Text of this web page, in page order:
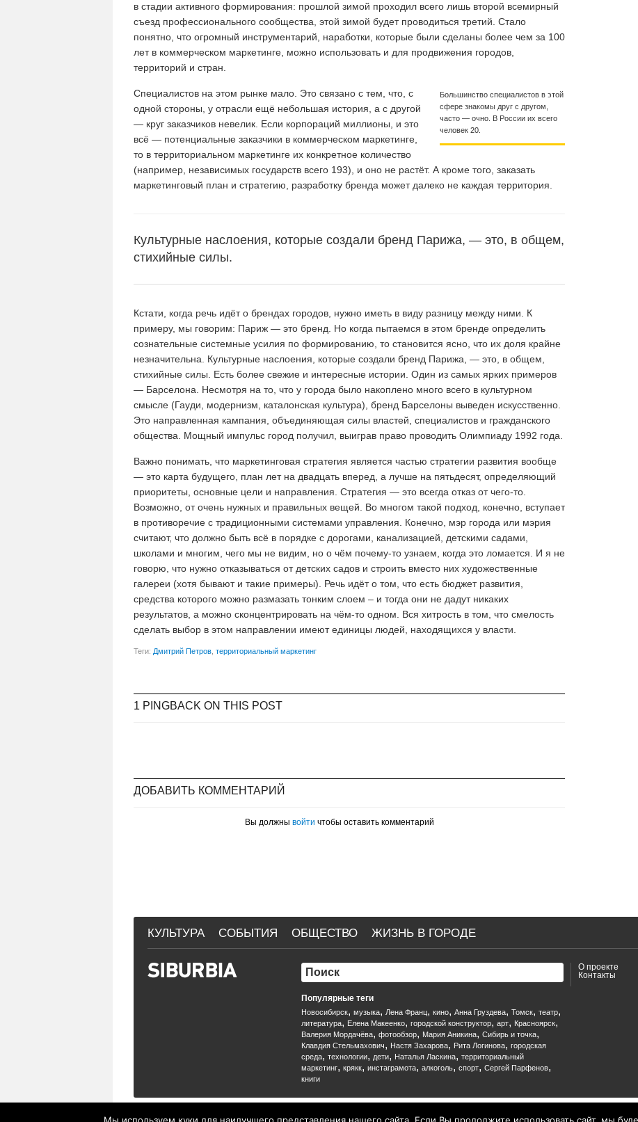
в стадии активного формирования: прошлой зимой проходил всего лишь второй всемирный
съезд профессионального сообщества, этой зимой будет проводиться третий. Стало
понятно, что огромный инструментарий, наработки, которые были сделаны более чем за 100
лет в коммерческом маркетинге, можно использовать и для продвижения городов,
территорий и стран.
Большинство специалистов в этой
сфере знакомы друг с другом,
часто — очно. В России их всего
человек 20.
Специалистов на этом рынке мало. Это связано с тем, что, с
одной стороны, у отрасли ещё небольшая история, а с другой
— круг заказчиков невелик. Если корпораций миллионы, и это
всё — потенциальные заказчики в коммерческом маркетинге,
то в территориальном маркетинге их конкретное количество
(например, независимых государств всего 193), и оно не растёт. А кроме того, заказать
маркетинговый план и стратегию, разработку бренда может далеко не каждая территория.
Культурные наслоения, которые создали бренд Парижа, — это, в общем,
стихийные силы.
Кстати, когда речь идёт о брендах городов, нужно иметь в виду разницу между ними. К
примеру, мы говорим: Париж — это бренд. Но когда пытаемся в этом бренде определить
сознательные системные усилия по формированию, то становится ясно, что их доля крайне
незначительна. Культурные наслоения, которые создали бренд Парижа, — это, в общем,
стихийные силы. Есть более свежие и интересные истории. Один из самых ярких примеров
— Барселона. Несмотря на то, что у города было накоплено много всего в культурном
смысле (Гауди, модернизм, каталонская культура), бренд Барселоны выведен искусственно.
Это направленная кампания, объединяющая силы властей, специалистов и гражданского
общества. Мощный импульс город получил, выиграв право проводить Олимпиаду 1992 года.
Важно понимать, что маркетинговая стратегия является частью стратегии развития вообще
— это карта будущего, план лет на двадцать вперед, а лучше на пятьдесят, определяющий
приоритеты, основные цели и направления. Стратегия — это всегда отказ от чего-то.
Возможно, от очень нужных и правильных вещей. Во многом такой подход, конечно, вступает
в противоречие с традиционными системами управления. Конечно, мэр города или мэрия
считают, что должно быть всё в порядке с дорогами, канализацией, детскими садами,
школами и многим, чего мы не видим, но о чём почему-то узнаем, когда это ломается. И я не
говорю, что нужно отказываться от детских садов и строить вместо них художественные
галереи (хотя бывают и такие примеры). Речь идёт о том, что есть бюджет развития,
средства которого можно размазать тонким слоем – и тогда они не дадут никаких
результатов, а можно сконцентрировать на чём-то одном. Вся хитрость в том, что смелость
сделать выбор в этом направлении имеют единицы людей, находящихся у власти.
Теги: Дмитрий Петров территориальный маркетинг
1 PINGBACK ON THIS POST
ДОБАВИТЬ КОММЕНТАРИЙ
Вы должны войти чтобы оставить комментарий
КУЛЬТУРА СОБЫТИЯ ОБЩЕСТВО ЖИЗНЬ В ГОРОДЕ
Популярные теги
Новосибирск, музыка, Лена Франц, кино, Анна Груздева, Томск, театр,
литература, Елена Макеенко, городской конструктор, арт, Красноярск,
Валерия Мордачёва, фотообзор, Мария Аникина, Сибирь и точка,
Клавдия Стельмахович, Настя Захарова, Рита Логинова, городская
среда, технологии, дети, Наталья Ласкина, территориальный
маркетинг, крякк, инстаграмота, алкоголь, спорт, Сергей Парфенов,
книги
О проекте
Контакты